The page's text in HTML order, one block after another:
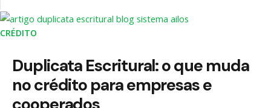
CRÉDITO
Duplicata Escritural: o que muda
no crédito para empresas e